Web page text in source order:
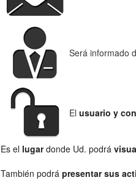
Será informado
El usuario y
Es el lugardonde Ud. podrá
También podrá presentar sus